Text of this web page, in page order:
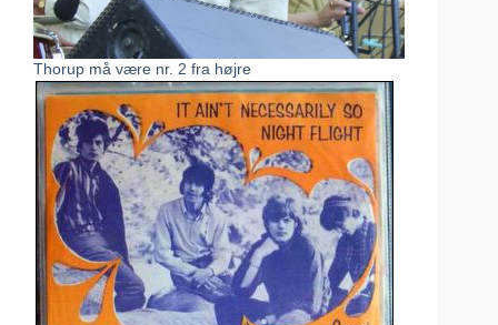
Thorup må være nr. 2 fra højre